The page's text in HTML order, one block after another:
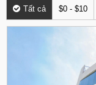
Tất cả $0 - $10